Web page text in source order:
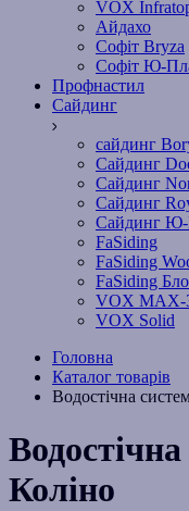
VOX
Айдахо
Софiт Bryza
Софiт Ю-
Профнастил
Сайдинг
сайдинг
Сайдинг
Сайдинг
Сайдинг
Сайдинг Ю-
FaSiding
FaSiding
FaSiding
VOX MAX-
VOX Solid
Головна
Каталог товарів
Водостічна
Коліно